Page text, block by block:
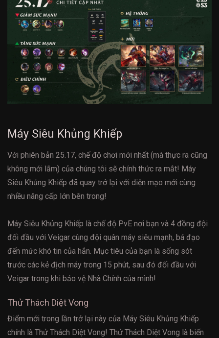
Máy Siêu Khủng Khiếp
Với phiên bản 25.17, chế độ chơi mới nhất (mà thực ra cũng
không mới lắm) của chúng tôi sẽ chính thức ra mắt! Máy
Siêu Khủng Khiếp đã quay trở lại với diện mạo mới cùng
nhiều nâng cấp lớn bên trong!
Máy Siêu Khủng Khiếp là chế độ PvE nơi bạn và 4 đồng đội
đối đầu với Veigar cùng đội quân máy siêu mạnh, bá đạo
đến mức khó tin của hắn. Mục tiêu của bạn là sống sót
trước các kẻ địch máy trong 15 phút, sau đó đối đầu với
Veigar trong khi bảo vệ Nhà Chính của mình!
Thử Thách Diệt Vong
Điểm mới trong lần trở lại này của Máy Siêu Khủng Khiếp
chính là Thử Thách Diệt Vong! Thử Thách Diệt Vong là biến